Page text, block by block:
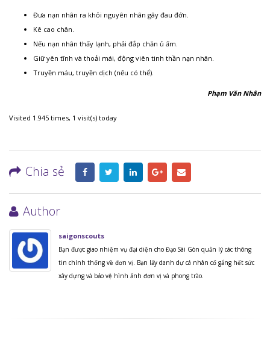
Đưa nạn nhân ra khỏi nguyên nhân gây đau đớn.
Kê cao chân.
Nếu nạn nhân thấy lạnh, phải đắp chăn ủ ấm.
Giữ yên tĩnh và thoải mái, động viên tinh thần nạn nhân.
Truyền máu, truyền dịch (nếu có thể).
Phạm Văn Nhân
Visited 1.945 times, 1 visit(s) today
Chia sẻ
Author
saigonscouts
Bạn được giao nhiệm vụ đại diện cho Đạo Sài Gòn quản lý các thông
tin chính thống về đơn vị. Bạn lấy danh dự cá nhân cố gắng hết sức
xây dựng và bảo vệ hình ảnh đơn vị và phong trào.